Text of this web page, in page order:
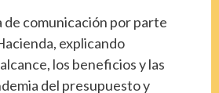
de comunicación por parte
explicando
los beneficios y las
del presupuesto y